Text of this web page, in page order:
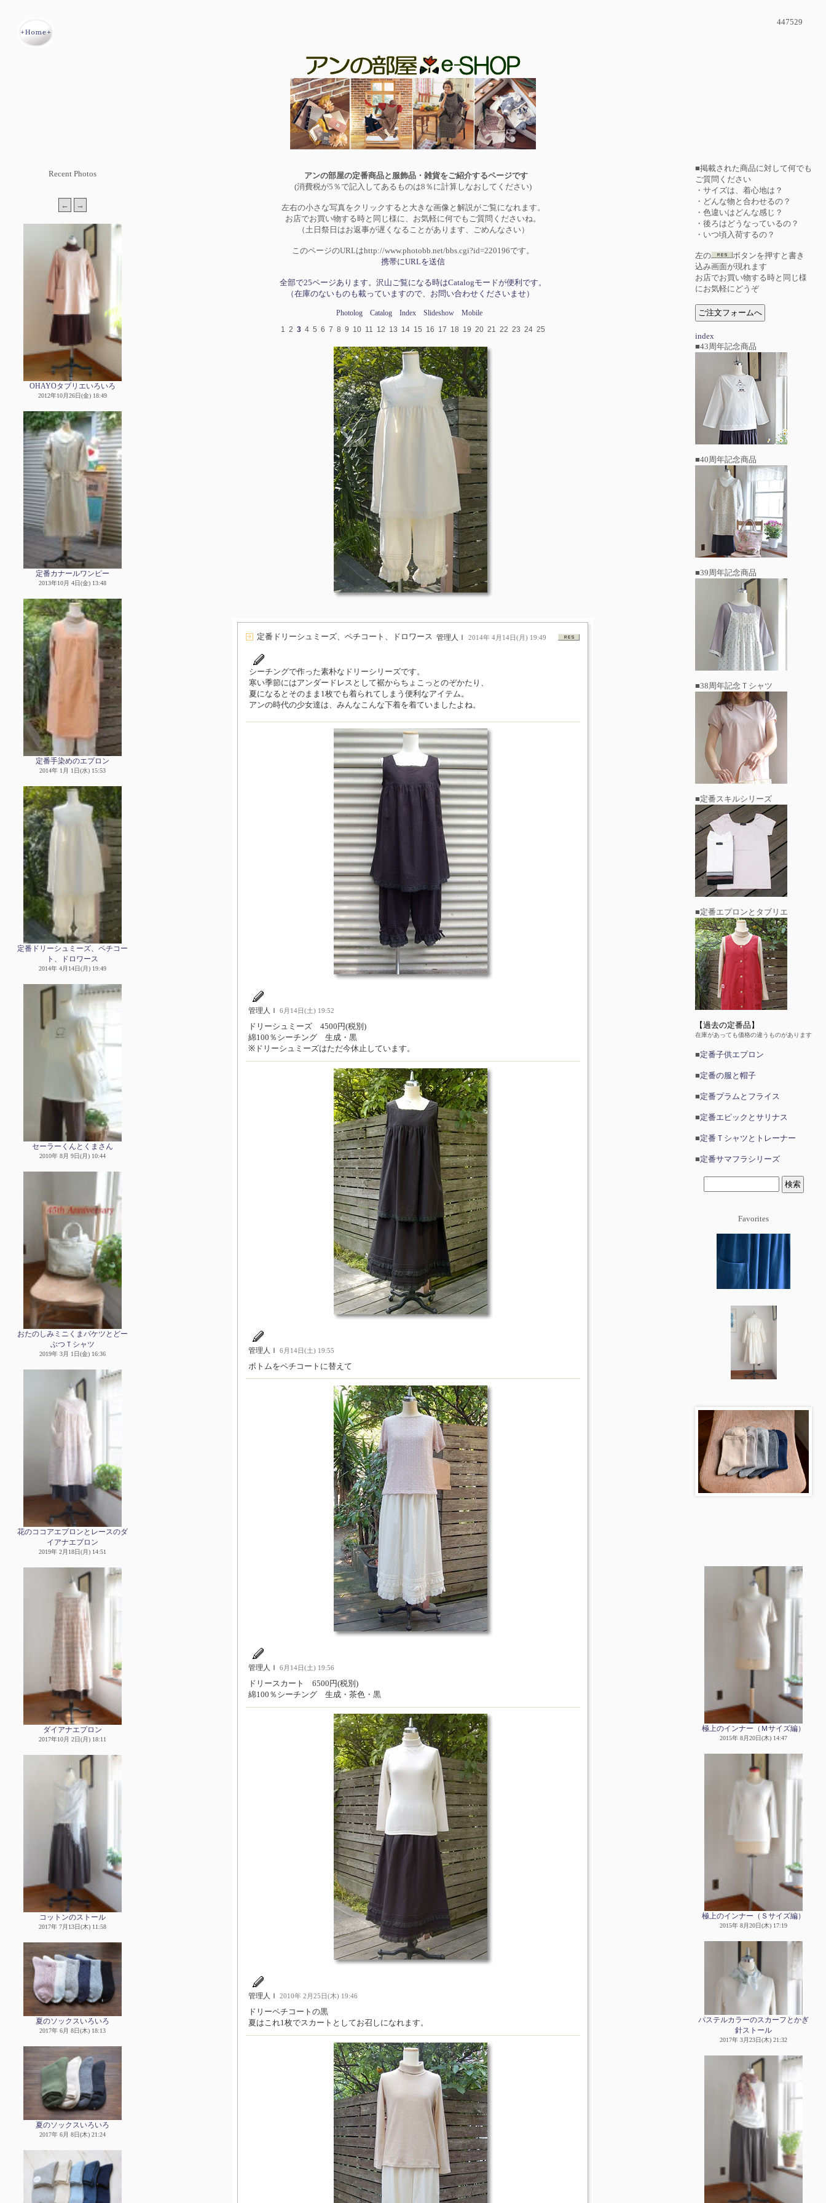
447529
Recent Photos
OHAYOタブリエいろいろ
2012年10月26日(金) 18:49
定番カナールワンピー
2013年10月 4日(金) 13:48
定番手染めのエプロン
2014年 1月 1日(水) 15:53
定番ドリーシュミーズ、ペチコー
ト、ドロワース
2014年 4月14日(月) 19:49
セーラーくんとくまさん
2010年 8月 9日(月) 10:44
おたのしみミニくまバケツとどー
ぶつＴシャツ
2019年 3月 1日(金) 16:36
花のココアエプロンとレースのダ
イアナエプロン
2019年 2月18日(月) 14:51
ダイアナエプロン
2017年10月 2日(月) 18:11
コットンのストール
2017年 7月13日(木) 11:58
夏のソックスいろいろ
2017年 6月 8日(木) 18:13
夏のソックスいろいろ
2017年 6月 8日(木) 21:24
アンの部屋の定番商品と服飾品・雑貨をご紹介するページです
(消費税が5％で記入してあるものは8％に計算しなおしてください)
左右の小さな写真をクリックすると大きな画像と解説がご覧になれます。
お店でお買い物する時と同じ様に、お気軽に何でもご質問くださいね。
（土日祭日はお返事が遅くなることがあります、ごめんなさい）
このページのURLはhttp://www.photobb.net/bbs.cgi?id=220196です。
携帯にURLを送信
全部で25ページあります。沢山ご覧になる時はCatalogモードが便利です。
（在庫のないものも載っていますので、お問い合わせくださいませ）
Photolog Catalog Index Slideshow
Mobile
1 2 3 4 5 6 7 8 9 10 11 12 13 14 15 16 17 18 19 20 21 22 23 24 25
定番ドリーシュミーズ、ペチコート、ドロワース 管理人Ｉ 2014年 4月14日(月) 19:49
シーチングで作った素朴なドリーシリーズです。
寒い季節にはアンダードレスとして裾からちょこっとのぞかたり、
夏になるとそのまま1枚でも着られてしまう便利なアイテム。
アンの時代の少女達は、みんなこんな下着を着ていましたよね。
管理人Ｉ 6月14日(土) 19:52
ドリーシュミーズ 4500円(税別)
綿100％シーチング 生成・黒
※ドリーシュミーズはただ今休止しています。
管理人Ｉ 6月14日(土) 19:55
ボトムをペチコートに替えて
管理人Ｉ 6月14日(土) 19:56
ドリースカート 6500円(税別)
綿100％シーチング 生成・茶色・黒
管理人Ｉ 2010年 2月25日(木) 19:46
ドリーペチコートの黒
夏はこれ1枚でスカートとしてお召しになれます。
■掲載された商品に対して何でも
ご質問ください
・サイズは、着心地は？
・どんな物と合わせるの？
・色違いはどんな感じ？
・後ろはどうなっているの？
・いつ頃入荷するの？
左の
ボタンを押すと書き
込み画面が現れます
お店でお買い物する時と同じ様
にお気軽にどうぞ
index
■43周年記念商品
■40周年記念商品
■39周年記念商品
■38周年記念Ｔシャツ
■定番スキルシリーズ
■定番エプロンとタブリエ
【過去の定番品】
在庫があっても価格の違うものがあります
■定番子供エプロン
■定番の服と帽子
■定番プラムとフライス
■定番エピックとサリナス
■定番Ｔシャツとトレーナー
■定番サマフラシリーズ
Favorites
極上のインナー（Ｍサイズ編）
2015年 8月20日(木) 14:47
極上のインナー（Ｓサイズ編）
2015年 8月20日(木) 17:19
パステルカラーのスカーフとかぎ
針ストール
2017年 3月23日(木) 21:32